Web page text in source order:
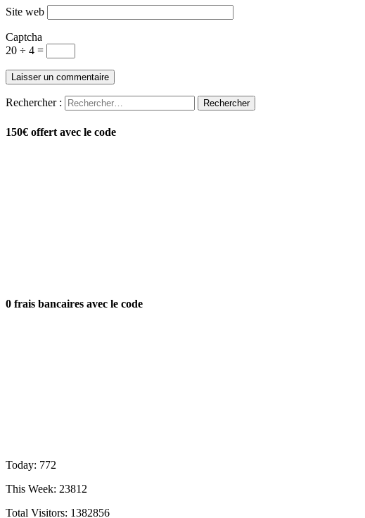
Site web
Captcha
20 ÷ 4 =
Rechercher :
150€ offert avec le code
0 frais bancaires avec le code
Today: 772
This Week: 23812
Total Visitors: 1382856